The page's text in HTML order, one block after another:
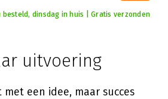
besteld, dinsdag in huis | Gratis verzonden
uitvoering
een idee, maar succes